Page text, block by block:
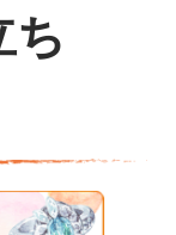
ち